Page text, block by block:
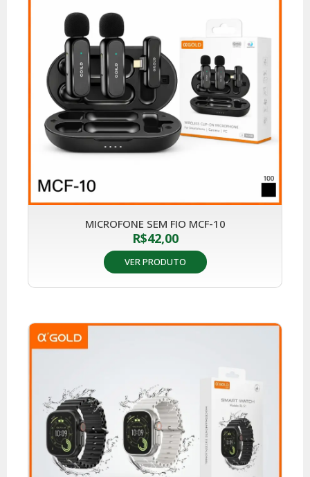
MICROFONE SEM FIO MCF-10
R$42,00
VER PRODUTO